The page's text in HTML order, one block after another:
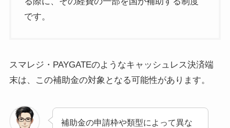
です。
スマレジ・PAYGATEのようなキャッシュレス決済端
末は、この補助金の対象となる可能性があります。
補助金の申請枠や類型によって異な